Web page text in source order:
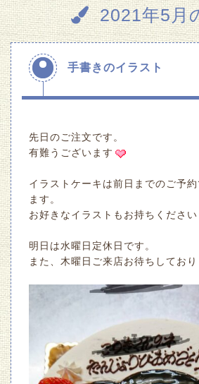
2021年5月
手書きのイラスト
先日のご注文です。
有難うございます
イラストケーキは前日までのご予
ます。
お好きなイラストもお持ちください
明日は水曜日定休日です。
また、木曜日ご来店お待ちしており